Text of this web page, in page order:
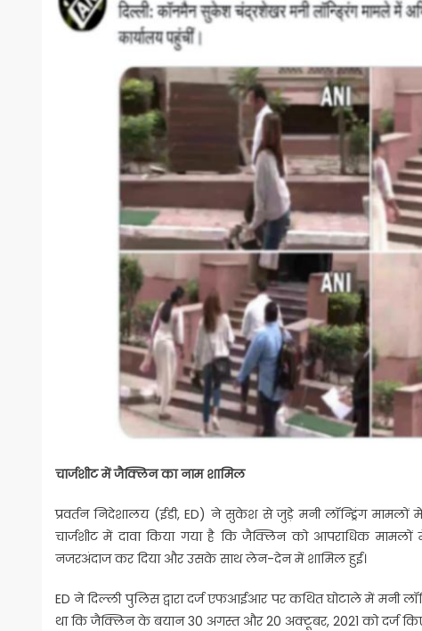
चार्जशीट में जैक्लिन का नाम शामिल
प्रवर्तन निदेशालय (ईडी, ED) ने सुकेश से जुड़े मनी लॉन्ड्रिंग
चार्जशीट में दावा किया गया है कि जैक्लिन को आपराधिक
नजरअंदाज कर दिया और उसके साथ लेन-देन में शामिल हुई।
ED ने दिल्ली पुलिस द्वारा दर्ज एफआईआर पर कथित घोटाले में मनी
था कि जैक्लिन के बयान 30 अगस्त और 20 अक्टूबर, 2021 को दर्ज किए